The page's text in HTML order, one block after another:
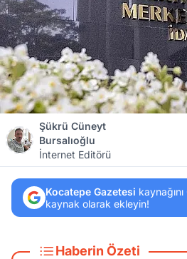
Şükrü Cüneyt
Bursalıoğlu
İnternet Editörü
Kocatepe Gazetesi
kaynak olarak ekleyin!
Haberin Özeti